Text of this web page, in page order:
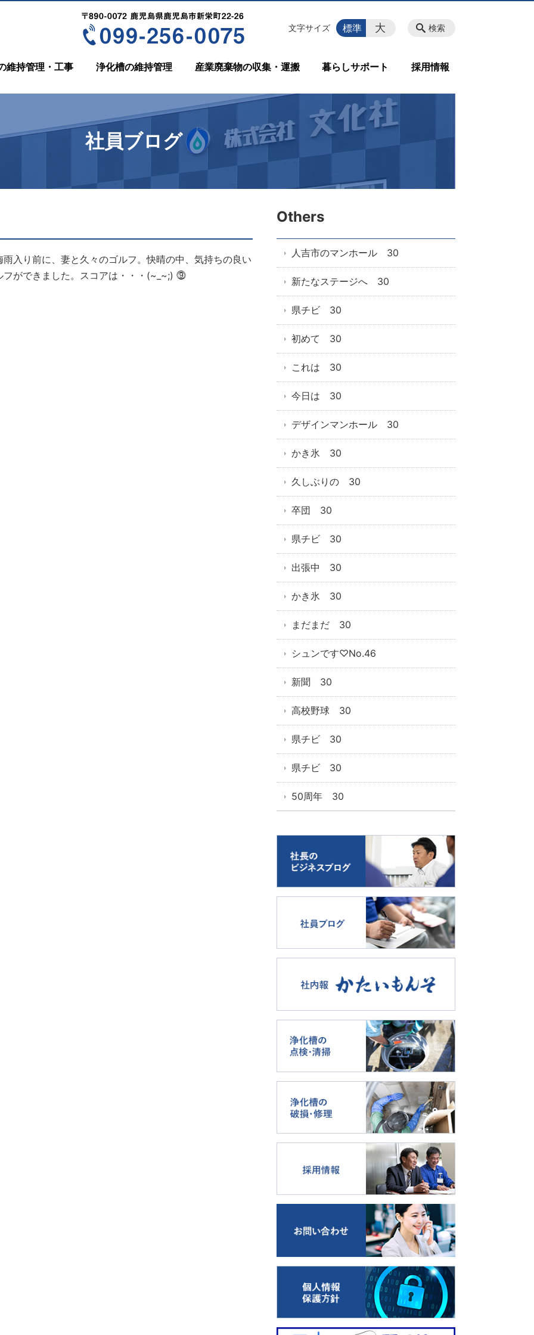
維持管理・工事 浄化槽の維持管理 産業廃棄物の収集・運搬 暮らしサポート 採用情報
検索
文字サイズ 標準 大
社員ブログ
入り前に、妻と久々のゴルフ。快晴の中、気持ちの良い
フができました。スコアは・・・(~_~;) ⓽
Others
人吉市のマンホール 30
新たなステージへ 30
県チビ 30
初めて 30
これは 30
今日は 30
デザインマンホール 30
かき氷 30
久しぶりの 30
卒団 30
県チビ 30
出張中 30
かき氷 30
まだまだ 30
シュンです♡No.46
新聞 30
高校野球 30
県チビ 30
県チビ 30
50周年 30